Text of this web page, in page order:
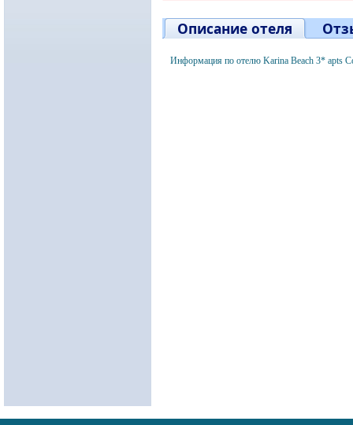
Описание отеля
Информация по отелю Karina Beach 3* apts